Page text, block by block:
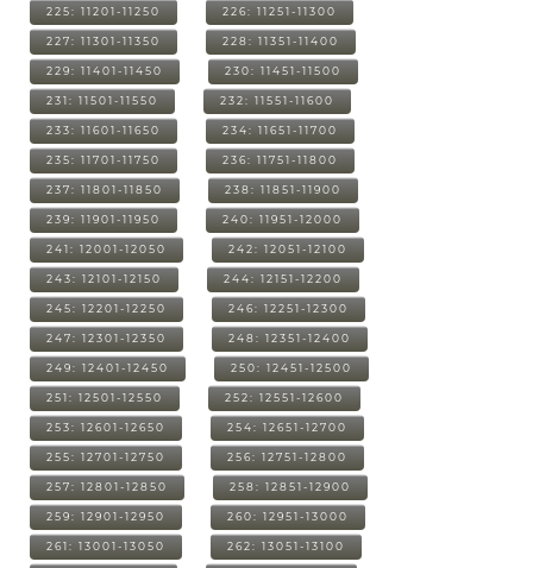
225: 11201-11250 226: 11251-11300
227: 11301-11350 228: 11351-11400
229: 11401-11450 230: 11451-11500
231: 11501-11550 232: 11551-11600
233: 11601-11650 234: 11651-11700
235: 11701-11750 236: 11751-11800
237: 11801-11850 238: 11851-11900
239: 11901-11950 240: 11951-12000
241: 12001-12050 242: 12051-12100
243: 12101-12150 244: 12151-12200
245: 12201-12250 246: 12251-12300
247: 12301-12350 248: 12351-12400
249: 12401-12450 250: 12451-12500
251: 12501-12550 252: 12551-12600
253: 12601-12650 254: 12651-12700
255: 12701-12750 256: 12751-12800
257: 12801-12850 258: 12851-12900
259: 12901-12950 260: 12951-13000
261: 13001-13050 262: 13051-13100